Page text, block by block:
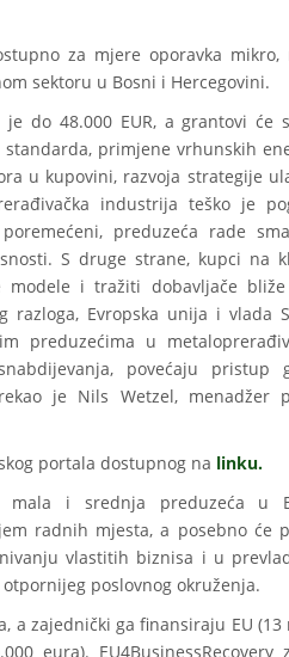
za mjere oporavka mikro,
sektoru u Bosni i Hercegovini.
do 48.000 EUR, a grantovi će
primjene vrhunskih
u kupovini, razvoja strategije
industrija teško je
preduzeća rade
S druge strane, kupci na
i tražiti dobavljače bliže
Evropska unija i vlada
preduzećima u
povećaju pristup
je Nils Wetzel, menadžer
portala dostupnog na linku.
mala i srednja preduzeća u
radnih mjesta, a posebno će
vlastitih biznisa i u
poslovnog okruženja.
a zajednički ga finansiraju EU (13
eura). EU4BusinessRecovery